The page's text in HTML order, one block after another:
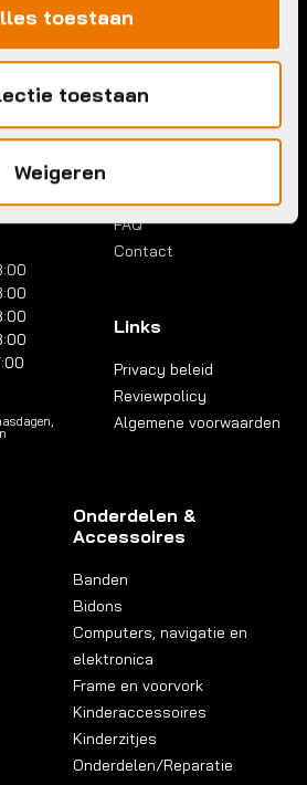
toestaan
toestaan
Weigeren
8B
Menu
Account
Lease a bike
Over ons
FAQ
Contact
Links
Privacy beleid
Reviewpolicy
Algemene voorwaarden
Onderdelen &
Accessoires
Banden
Bidons
Computers, navigatie en
elektronica
Frame en voorvork
Kinderaccessoires
Kinderzitjes
Onderdelen/Reparatie